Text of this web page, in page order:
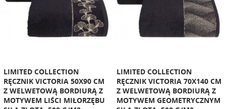
LIMITED COLLECTION
RĘCZNIK VICTORIA 50X90 CM
Z WELWETOWĄ BORDIURĄ Z
MOTYWEM LIŚCI MIŁORZĘBU
LIMITED COLLECTION
RĘCZNIK VICTORIA 70X140 CM
Z WELWETOWĄ BORDIURĄ Z
MOTYWEM GEOMETRYCZNYM